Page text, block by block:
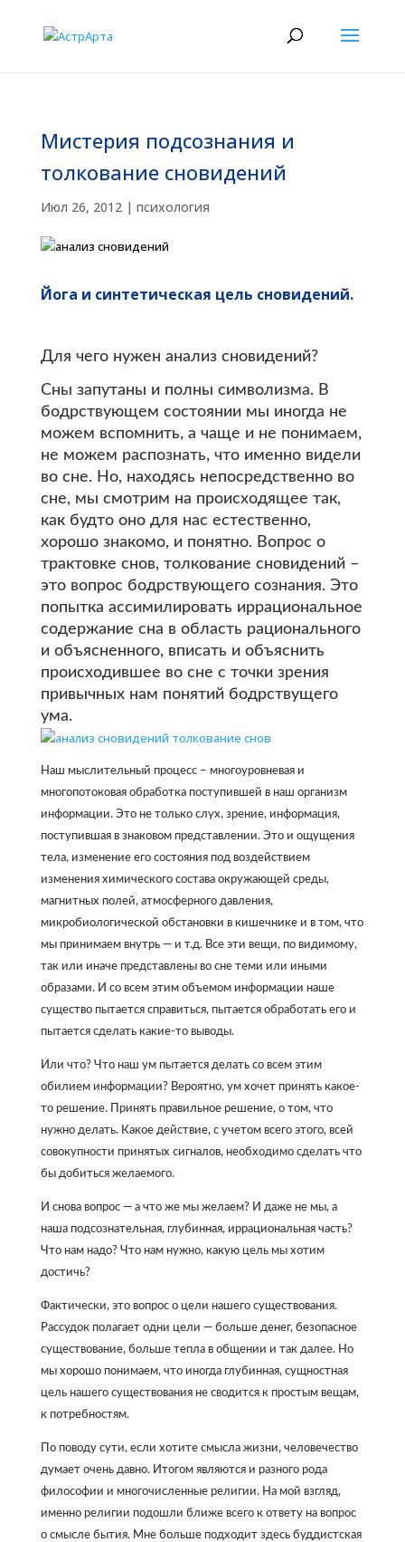
Мистерия подсознания и
толкование сновидений
Июл 26, 2012| психология
Йога и синтетическая цель сновидений.
Для чего нужен анализ сновидений?
Сны запутаны и полны символизма. В
бодрствующем состоянии мы иногда не
можем вспомнить, а чаще и не понимаем,
не можем распознать, что именно видели
во сне. Но, находясь непосредственно во
сне, мы смотрим на происходящее так,
как будто оно для нас естественно,
хорошо знакомо, и понятно. Вопрос о
трактовке снов, толкование сновидений –
это вопрос бодрствующего сознания. Это
попытка ассимилировать иррациональное
содержание сна в область рационального
и объясненного, вписать и объяснить
происходившее во сне с точки зрения
привычных нам понятий бодрствущего
ума.
Наш мыслительный процесс – многоуровневая и
многопотоковая обработка поступившей в наш организм
информации. Это не только слух, зрение, информация,
поступившая в знаковом представлении. Это и ощущения
тела, изменение его состояния под воздействием
изменения химического состава окружающей среды,
магнитных полей, атмосферного давления,
микробиологической обстановки в кишечнике и в том, что
мы принимаем внутрь — и т.д. Все эти вещи, по видимому,
так или иначе представлены во сне теми или иными
образами. И со всем этим объемом информации наше
существо пытается справиться, пытается обработать его и
пытается сделать какие-то выводы.
Или что? Что наш ум пытается делать со всем этим
обилием информации? Вероятно, ум хочет принять какое-
то решение. Принять правильное решение, о том, что
нужно делать. Какое действие, с учетом всего этого, всей
совокупности принятых сигналов, необходимо сделать что
бы добиться желаемого.
И снова вопрос — а что же мы желаем? И даже не мы, а
наша подсознательная, глубинная, иррациональная часть?
Что нам надо? Что нам нужно, какую цель мы хотим
достичь?
Фактически, это вопрос о цели нашего существования.
Рассудок полагает одни цели — больше денег, безопасное
существование, больше тепла в общении и так далее. Но
мы хорошо понимаем, что иногда глубинная, сущностная
цель нашего существования не сводится к простым вещам,
к потребностям.
По поводу сути, если хотите смысла жизни, человечество
думает очень давно. Итогом являются и разного рода
философии и многочисленные религии. На мой взгляд,
именно религии подошли ближе всего к ответу на вопрос
о смысле бытия. Мне больше подходит здесь буддистская